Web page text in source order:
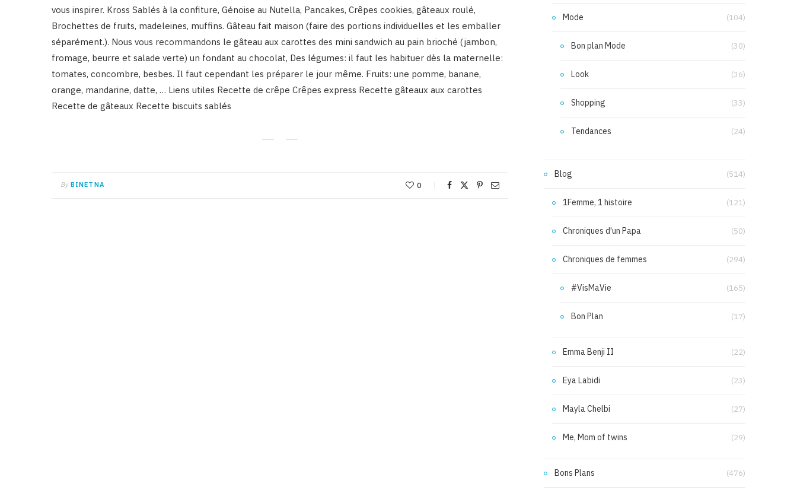
vous inspirer. Kross Sablés à la confiture, Génoise au Nutella, Pancakes, Crêpes cookies, gâteaux roulé,
Brochettes de fruits, madeleines, muffins. Gâteau fait maison (faire des portions individuelles et les emballer
séparément.). Nous vous recommandons le gâteau aux carottes des mini sandwich au pain brioché (jambon,
fromage, beurre et salade verte) un fondant au chocolat, Des légumes: il faut les habituer dès la maternelle:
tomates, concombre, besbes. Il faut cependant les préparer le jour même. Fruits: une pomme, banane,
orange, mandarine, datte, … Liens utiles Recette de crêpe Crêpes express Recette gâteaux aux carottes
Recette de gâteaux Recette biscuits sablés
By BINETNA 0
Mode (104)
Bon plan Mode (30)
Look (36)
Shopping (33)
Tendances (24)
Blog (514)
1Femme, 1 histoire (121)
Chroniques d'un Papa (50)
Chroniques de femmes (294)
#VisMaVie (165)
Bon Plan (17)
Emma Benji II (22)
Eya Labidi (23)
Mayla Chelbi (27)
Me, Mom of twins (29)
Bons Plans (476)